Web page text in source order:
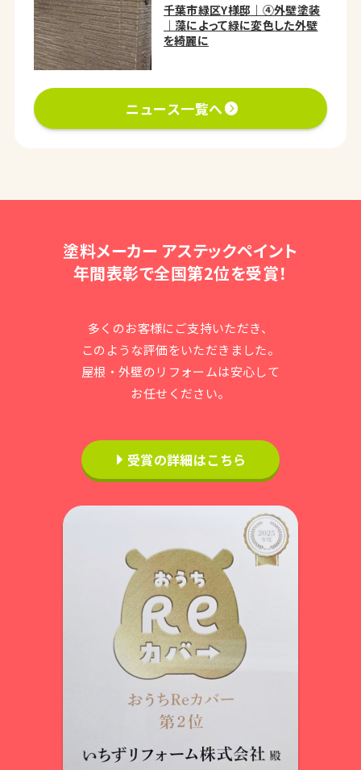
千葉市緑区Y様邸｜④外壁塗装
｜藻によって緑に変色した外壁
を綺麗に
ニュース一覧へ
塗料メーカー アステックペイント
年間表彰で全国第2位を受賞！
多くのお客様にご支持いただき、
このような評価をいただきました。
屋根・外壁のリフォームは安心して
お任せください。
受賞の詳細はこちら